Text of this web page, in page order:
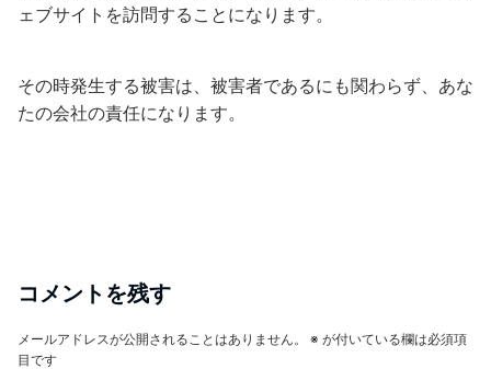
ェブサイトを訪問することになります。
その時発生する被害は、被害者であるにも関わらず、あな
たの会社の責任になります。
コメントを残す
メールアドレスが公開されることはありません。 ※ が付いている欄は必須項
目です